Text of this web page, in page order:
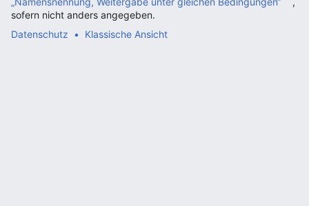
sofern nicht anders angegeben.
Datenschutz
Klassische Ansicht